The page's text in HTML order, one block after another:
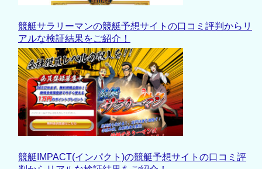
競艇サラリーマンの競艇予想サイトの口コミ評判からリ
アルな検証結果をご紹介！
競艇IMPACT(インパクト)の競艇予想サイトの口コミ評